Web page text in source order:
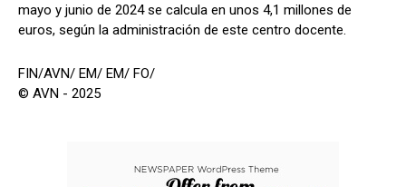
mayo y junio de 2024 se calcula en unos 4,1 millones de
euros, según la administración de este centro docente.
FIN/AVN/ EM/ EM/ FO/
© AVN - 2025